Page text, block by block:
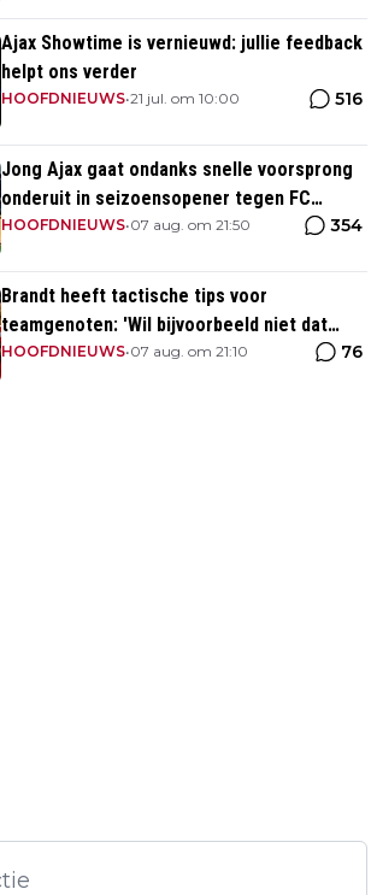
Ajax Showtime is vernieuwd: jullie feedback
helpt ons verder
HOOFDNIEUWS•21 jul. om 10:00 516
Jong Ajax gaat ondanks snelle voorsprong
onderuit in seizoensopener tegen FC
Dordrecht
HOOFDNIEUWS•07 aug. om 21:50 354
Brandt heeft tactische tips voor
teamgenoten: 'Wil bijvoorbeeld niet dat
Mika te veel naar binnen komt'
HOOFDNIEUWS•07 aug. om 21:10 76